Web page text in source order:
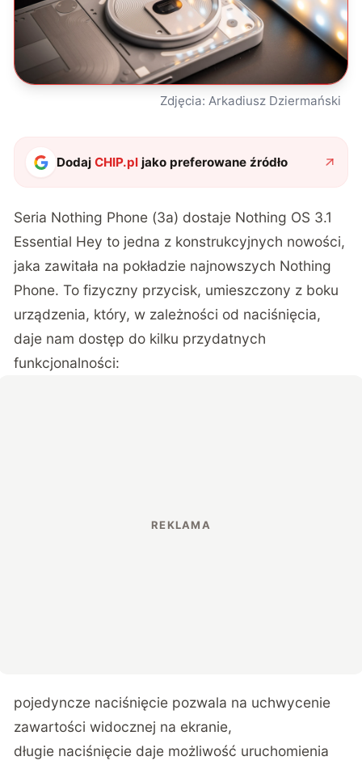
Zdjęcia: Arkadiusz Dziermański
DodajCHIP.pl jako preferowane źródło
Seria Nothing Phone (3a) dostaje Nothing OS 3.1
Essential Hey to jedna z konstrukcyjnych nowości,
jaka zawitała na pokładzie najnowszych Nothing
Phone. To fizyczny przycisk, umieszczony z boku
urządzenia, który, w zależności od naciśnięcia,
daje nam dostęp do kilku przydatnych
funkcjonalności:
pojedyncze naciśnięcie pozwala na uchwycenie
zawartości widocznej na ekranie,
długie naciśnięcie daje możliwość uruchomienia